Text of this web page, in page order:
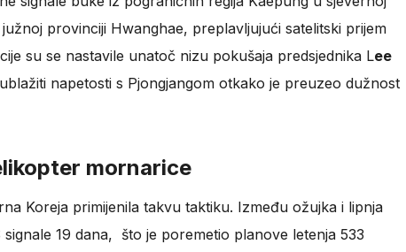
provinciji Hwanghae, preplavljujući satelitski prijem
su se nastavile unatoč nizu pokušaja predsjednika Lee
napetosti s Pjongjangom otkako je preuzeo dužnost
mornarice
Koreja primijenila takvu taktiku. Između ožujka i lipnja
19 dana, što je poremetio planove letenja 533